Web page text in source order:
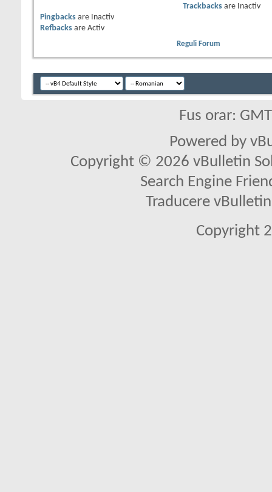
Trackbacksare
Inactiv
Pingbacks are
Inactiv
Refbacks are Activ
Reguli Forum
Fus orar:
Powered by
Copyright © 2026 vBulletin
Search Engine
Traducere
Copyright